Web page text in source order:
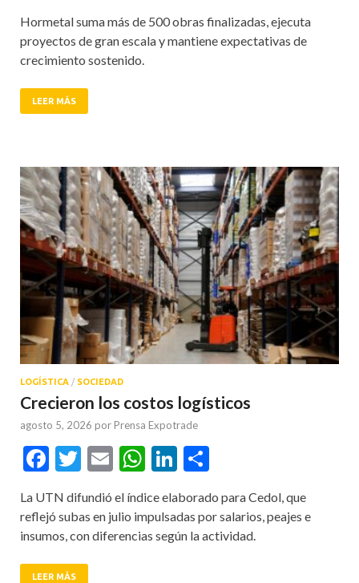
Hormetal suma más de 500 obras finalizadas, ejecuta
proyectos de gran escala y mantiene expectativas de
crecimiento sostenido.
LEER MÁS
LOGÍSTICA / SOCIEDAD
Crecieron los costos logísticos
agosto 5, 2026 por Prensa Expotrade
Facebook
Twitter
EmailWhatsApp
LinkedIn
La UTN difundió el índice elaborado para Cedol, que
reflejó subas en julio impulsadas por salarios, peajes e
insumos, con diferencias según la actividad.
LEER MÁS